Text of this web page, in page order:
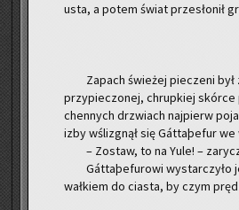
usta, a potem świat prze­sło­nił
Za­pach świe­żej pie­cze­ni
przy­pie­czo­nej, chrup­kiej skór­ce
chen­nych drzwiach naj­pierw
izby wśli­zgnął się Gáttaþefur
– Zo­staw, to na Yule! –
Gáttaþefu­ro­wi wy­star­czy­ło
wał­kiem do cia­sta, by czym